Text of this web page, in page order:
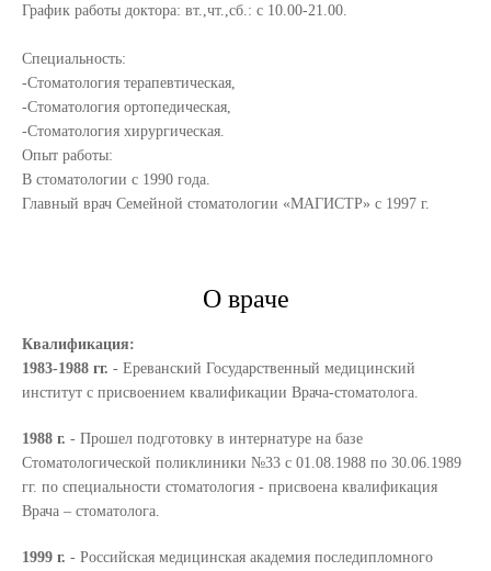
График работы доктора: вт.,чт.,сб.: с 10.00-21.00.
Специальность:
-Стоматология терапевтическая,
-Стоматология ортопедическая,
-Стоматология хирургическая.
Опыт работы:
В стоматологии с 1990 года.
Главный врач Семейной стоматологии «МАГИСТР» с 1997 г.
О враче
Квалификация:
1983-1988 гг. - Ереванский Государственный медицинский
институт с присвоением квалификации Врача-стоматолога.
1988 г. - Прошел подготовку в интернатуре на базе
Стоматологической поликлиники №33 с 01.08.1988 по 30.06.1989
гг. по специальности стоматология - присвоена квалификация
Врача – стоматолога.
1999 г. - Российская медицинская академия последипломного